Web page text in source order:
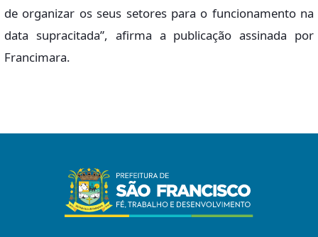
de organizar os seus setores para o funcionamento na
data supracitada”, afirma a publicação assinada por
Francimara.